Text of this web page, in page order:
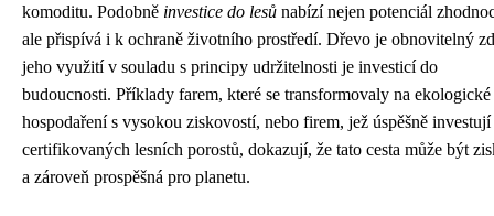
komoditu. Podobně investice do lesů nabízí nejen potenciál
ale přispívá i k ochraně životního prostředí. Dřevo je obnovitelný
jeho využití v souladu s principy udržitelnosti je investicí do
budoucnosti. Příklady farem, které se transformovaly na ekologické
hospodaření s vysokou ziskovostí, nebo firem, jež úspěšně
certifikovaných lesních porostů, dokazují, že tato cesta může být
a zároveň prospěšná pro planetu.